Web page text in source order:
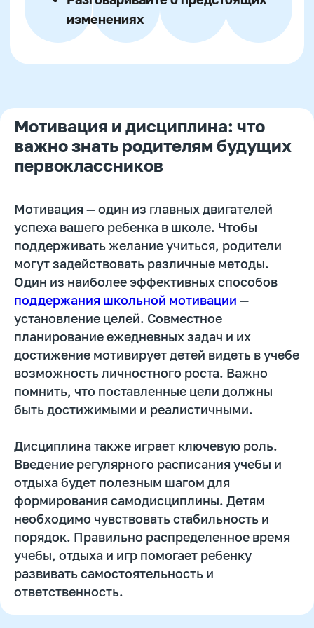
Мотивация и дисциплина: что
важно знать родителям будущих
первоклассников
Мотивация — один из главных двигателей
успеха вашего ребенка в школе. Чтобы
поддерживать желание учиться, родители
могут задействовать различные методы.
Один из наиболее эффективных способов
поддержания школьной мотивации —
установление целей. Совместное
планирование ежедневных задач и их
достижение мотивирует детей видеть в учебе
возможность личностного роста. Важно
помнить, что поставленные цели должны
быть достижимыми и реалистичными.
Дисциплина также играет ключевую роль.
Введение регулярного расписания учебы и
отдыха будет полезным шагом для
формирования самодисциплины. Детям
необходимо чувствовать стабильность и
порядок. Правильно распределенное время
учебы, отдыха и игр помогает ребенку
развивать самостоятельность и
ответственность.
городу
Занятия спортом и активные игры
Пробные занятия в кружках по
интересам
Забирайте нейротренажеры
и кинезиологические
Подпишитесь на нашу рассылку и ТГ-канал
Получить полезные материалы